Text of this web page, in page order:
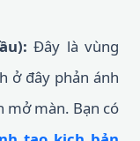
Đây là vùng
ở đây phản ánh
mở màn. Bạn có